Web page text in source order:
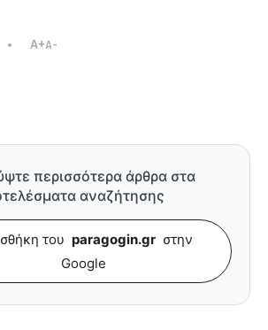
A+A-
περισσότερα άρθρα στα
αναζήτησης
του paragogin.gr στην
Google